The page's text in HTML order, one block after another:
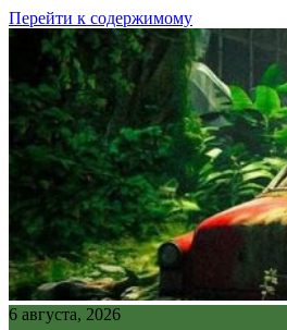
Перейти к содержимому
6 августа, 2026